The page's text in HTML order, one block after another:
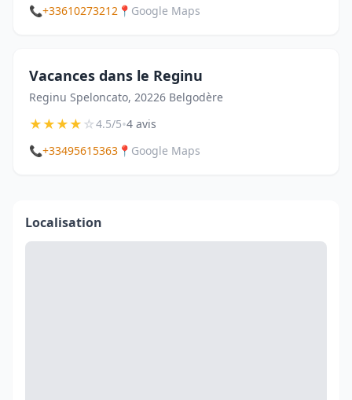
📞+33610273212 📍 Google Maps
Vacances dans le Reginu
Reginu Speloncato, 20226 Belgodère
★★★★☆4.5/5•4 avis
📞+33495615363 📍 Google Maps
Localisation